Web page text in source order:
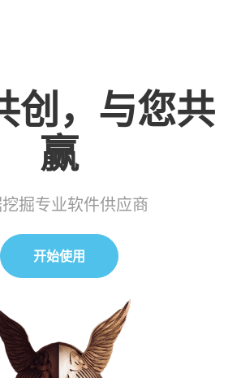
创，与您共
赢
掘专业软件供应商
开始使用